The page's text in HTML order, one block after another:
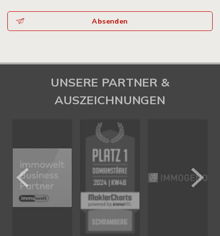
Absenden
UNSERE PARTNER &
AUSZEICHNUNGEN